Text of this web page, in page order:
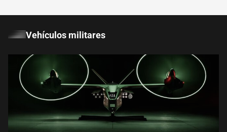
Vehículos militares